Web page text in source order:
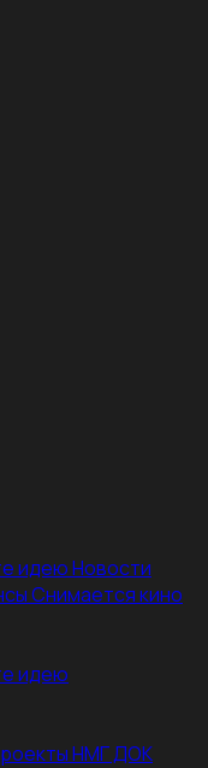
идеюНовости
Снимается кино
идею
НМГ ДОК